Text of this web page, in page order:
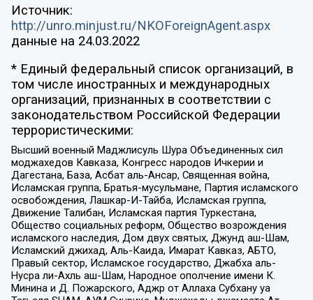
Источник:
http://unro.minjust.ru/NKOForeignAgent.aspx
данные на 24.03.2022
* Единый федеральный список организаций, в
том числе иностранных и международных
организаций, признанных в соответствии с
законодательством Российской Федерации
террористическими:
Высший военный Маджлисуль Шура Объединенных сил
моджахедов Кавказа, Конгресс народов Ичкерии и
Дагестана, База, Асбат аль-Ансар, Священная война,
Исламская группа, Братья-мусульмане, Партия исламского
освобождения, Лашкар-И-Тайба, Исламская группа,
Движение Талибан, Исламская партия Туркестана,
Общество социальных реформ, Общество возрождения
исламского наследия, Дом двух святых, Джунд аш-Шам,
Исламский джихад, Аль-Каида, Имарат Кавказ, АБТО,
Правый сектор, Исламское государство, Джабха аль-
Нусра ли-Ахль аш-Шам, Народное ополчение имени К.
Минина и Д. Пожарского, Аджр от Аллаха Субхану уа